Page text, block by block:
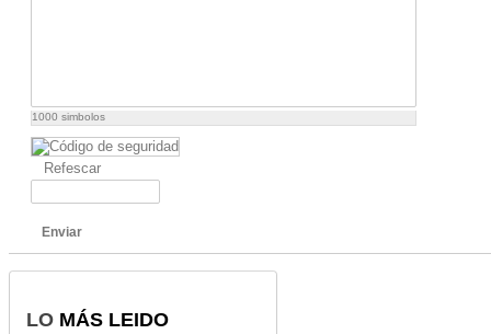
1000 simbolos
Refescar
Enviar
LO MÁS LEIDO